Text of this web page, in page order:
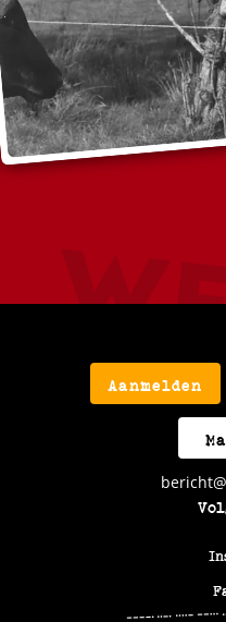
Aanmelden